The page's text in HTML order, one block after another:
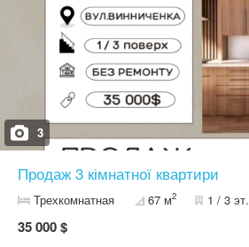
3
Продаж 3 кімнатної квартири
Трехкомнатная 67 м2 1 / 3 эт.
35 000 $